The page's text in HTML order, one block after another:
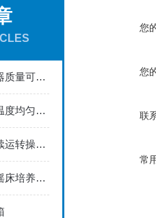
国旺仪器全温振荡器质量可靠性能稳定！
全温摇床培养箱的温度均匀度调整
全温摇床培养箱连续运转操作方法详解
一起了解一下全温摇床培养箱用途和其主要优点
您
您
联
常